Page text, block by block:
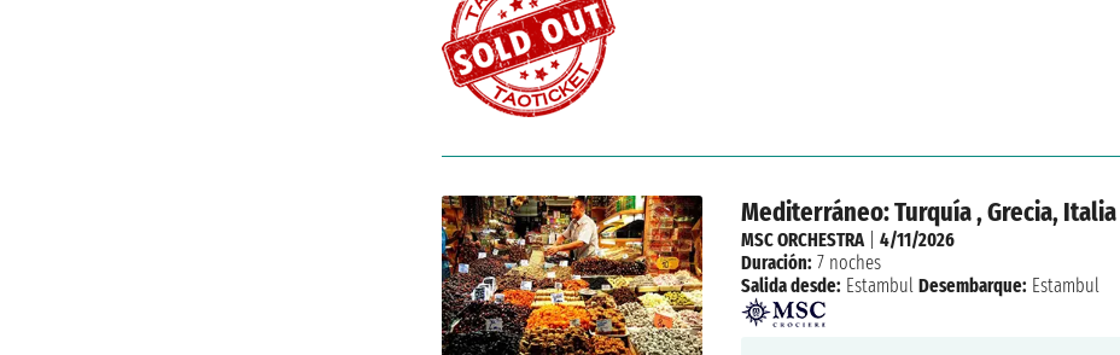
Mediterráneo: Turquía , Grecia, Italia
MSC ORCHESTRA|4/11/2026
Duración: 7 noches
Salida desde: Estambul Desembarque: Estambul